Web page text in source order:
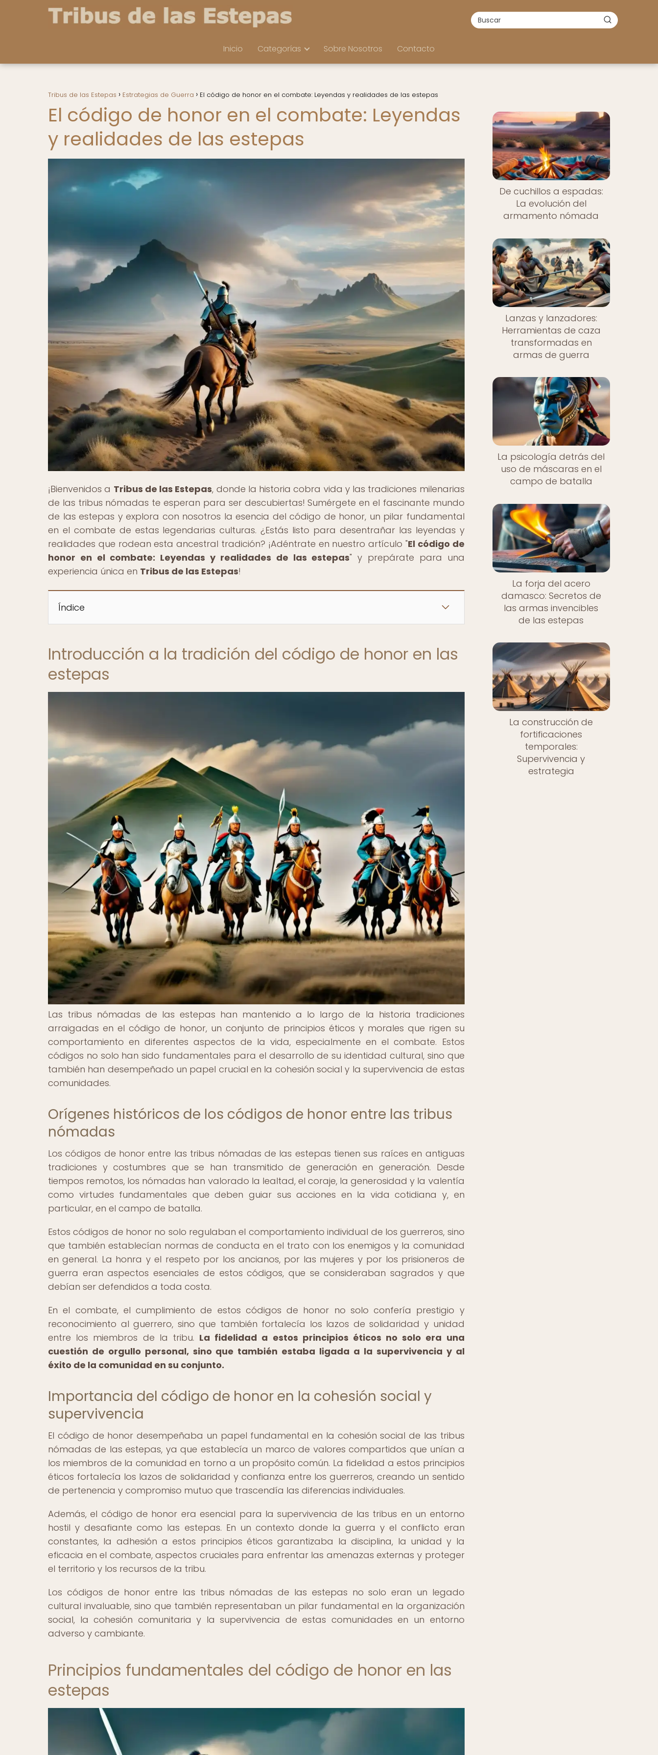
Inicio Categorías Sobre Nosotros Contacto
Tribus de las Estepas Estrategias de Guerra El código de honor en el combate: Leyendas y realidades de las estepas
El código de honor en el combate: Leyendas
y realidades de las estepas
¡Bienvenidos a Tribus de las Estepas, donde la historia cobra vida y las tradiciones milenarias
de las tribus nómadas te esperan para ser descubiertas! Sumérgete en el fascinante mundo
de las estepas y explora con nosotros la esencia del código de honor, un pilar fundamental
en el combate de estas legendarias culturas. ¿Estás listo para desentrañar las leyendas y
realidades que rodean esta ancestral tradición? ¡Adéntrate en nuestro artículo "El código de
honor en el combate: Leyendas y realidades de las estepas" y prepárate para una
experiencia única en Tribus de las Estepas!
Índice
Introducción a la tradición del código de honor en las
estepas
Las tribus nómadas de las estepas han mantenido a lo largo de la historia tradiciones
arraigadas en el código de honor, un conjunto de principios éticos y morales que rigen su
comportamiento en diferentes aspectos de la vida, especialmente en el combate. Estos
códigos no solo han sido fundamentales para el desarrollo de su identidad cultural, sino que
también han desempeñado un papel crucial en la cohesión social y la supervivencia de estas
comunidades.
Orígenes históricos de los códigos de honor entre las tribus
nómadas
Los códigos de honor entre las tribus nómadas de las estepas tienen sus raíces en antiguas
tradiciones y costumbres que se han transmitido de generación en generación. Desde
tiempos remotos, los nómadas han valorado la lealtad, el coraje, la generosidad y la valentía
como virtudes fundamentales que deben guiar sus acciones en la vida cotidiana y, en
particular, en el campo de batalla.
Estos códigos de honor no solo regulaban el comportamiento individual de los guerreros, sino
que también establecían normas de conducta en el trato con los enemigos y la comunidad
en general. La honra y el respeto por los ancianos, por las mujeres y por los prisioneros de
guerra eran aspectos esenciales de estos códigos, que se consideraban sagrados y que
debían ser defendidos a toda costa.
En el combate, el cumplimiento de estos códigos de honor no solo confería prestigio y
reconocimiento al guerrero, sino que también fortalecía los lazos de solidaridad y unidad
entre los miembros de la tribu. La fidelidad a estos principios éticos no solo era una
cuestión de orgullo personal, sino que también estaba ligada a la supervivencia y al
éxito de la comunidad en su conjunto.
Importancia del código de honor en la cohesión social y
supervivencia
El código de honor desempeñaba un papel fundamental en la cohesión social de las tribus
nómadas de las estepas, ya que establecía un marco de valores compartidos que unían a
los miembros de la comunidad en torno a un propósito común. La fidelidad a estos principios
éticos fortalecía los lazos de solidaridad y confianza entre los guerreros, creando un sentido
de pertenencia y compromiso mutuo que trascendía las diferencias individuales.
Además, el código de honor era esencial para la supervivencia de las tribus en un entorno
hostil y desafiante como las estepas. En un contexto donde la guerra y el conflicto eran
constantes, la adhesión a estos principios éticos garantizaba la disciplina, la unidad y la
eficacia en el combate, aspectos cruciales para enfrentar las amenazas externas y proteger
el territorio y los recursos de la tribu.
Los códigos de honor entre las tribus nómadas de las estepas no solo eran un legado
cultural invaluable, sino que también representaban un pilar fundamental en la organización
social, la cohesión comunitaria y la supervivencia de estas comunidades en un entorno
adverso y cambiante.
Principios fundamentales del código de honor en las
estepas
De cuchillos a espadas:
La evolución del
armamento nómada
Lanzas y lanzadores:
Herramientas de caza
transformadas en
armas de guerra
La psicología detrás del
uso de máscaras en el
campo de batalla
La forja del acero
damasco: Secretos de
las armas invencibles
de las estepas
La construcción de
fortificaciones
temporales:
Supervivencia y
estrategia